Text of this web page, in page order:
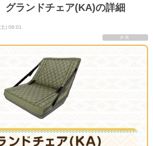
グランドチェア(KA)の詳細
) 08:01
PR